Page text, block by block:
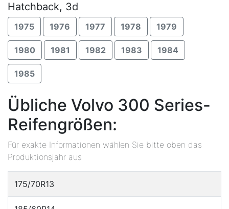
Hatchback, 3d
1975 1976 1977 1978 1979
1980 1981 1982 1983 1984
1985
Übliche Volvo 300 Series-
Reifengrößen:
Für exakte Informationen wählen Sie bitte oben das
Produktionsjahr aus
175/70R13